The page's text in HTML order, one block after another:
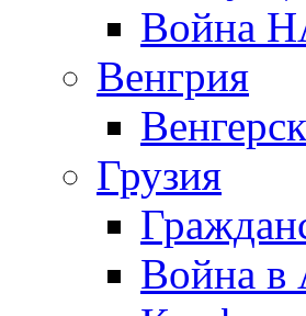
Война
Венгрия
Грузия
Война в